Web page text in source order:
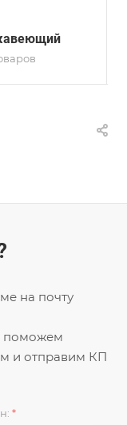
на почту
поможем
и отправим КП
*